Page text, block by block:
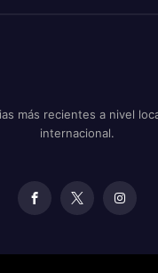
más recientes a nivel
internacional.